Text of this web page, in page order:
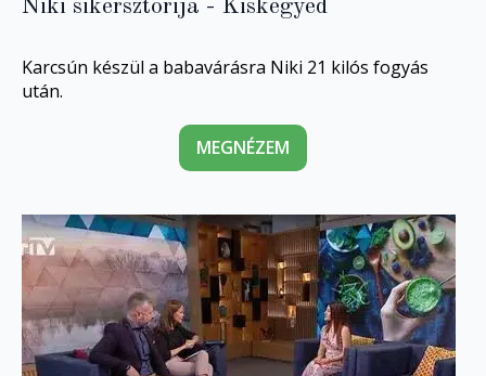
Niki sikersztorija - Kiskegyed
Karcsún készül a babavárásra Niki 21 kilós fogyás
után.
MEGNÉZEM